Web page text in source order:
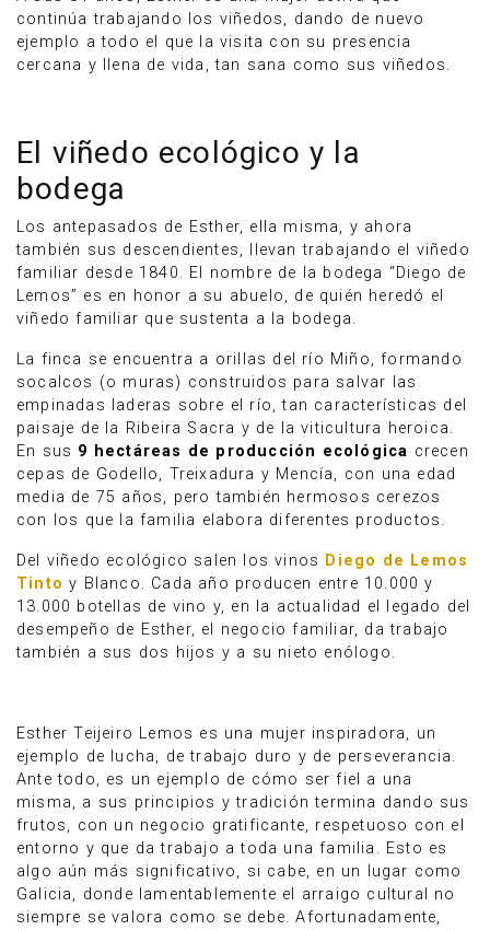
continúa trabajando los viñedos, dando de nuevo
ejemplo a todo el que la visita con su presencia
cercana y llena de vida, tan sana como sus viñedos.
El viñedo ecológico y la
bodega
Los antepasados de Esther, ella misma, y ahora
también sus descendientes, llevan trabajando el viñedo
familiar desde 1840. El nombre de la bodega “Diego de
Lemos” es en honor a su abuelo, de quién heredó el
viñedo familiar que sustenta a la bodega.
La finca se encuentra a orillas del río Miño, formando
socalcos (o muras) construidos para salvar las
empinadas laderas sobre el río, tan características del
paisaje de la Ribeira Sacra y de la viticultura heroica.
En sus 9 hectáreas de producción ecológica crecen
cepas de Godello, Treixadura y Mencía, con una edad
media de 75 años, pero también hermosos cerezos
con los que la familia elabora diferentes productos.
Del viñedo ecológico salen los vinos Diego de Lemos
Tinto y Blanco. Cada año producen entre 10.000 y
13.000 botellas de vino y, en la actualidad el legado del
desempeño de Esther, el negocio familiar, da trabajo
también a sus dos hijos y a su nieto enólogo.
Esther Teijeiro Lemos es una mujer inspiradora, un
ejemplo de lucha, de trabajo duro y de perseverancia.
Ante todo, es un ejemplo de cómo ser fiel a una
misma, a sus principios y tradición termina dando sus
frutos, con un negocio gratificante, respetuoso con el
entorno y que da trabajo a toda una familia. Esto es
algo aún más significativo, si cabe, en un lugar como
Galicia, donde lamentablemente el arraigo cultural no
siempre se valora como se debe. Afortunadamente,